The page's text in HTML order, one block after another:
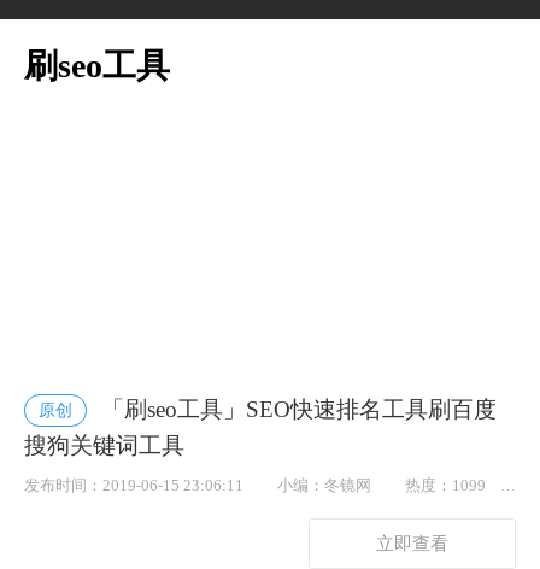
刷seo工具
原创
「刷seo工具」SEO快速排名工具刷百度
搜狗关键词工具
发布时间：2019-06-15 23:06:11 小编：冬镜网
热度：1099
立即查看